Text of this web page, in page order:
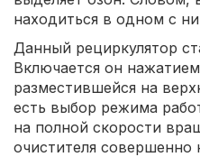
находиться в одном с
Данный рециркулятор
Включается он
разместившейся на
есть выбор режима
на полной скорости
очистителя совершенно